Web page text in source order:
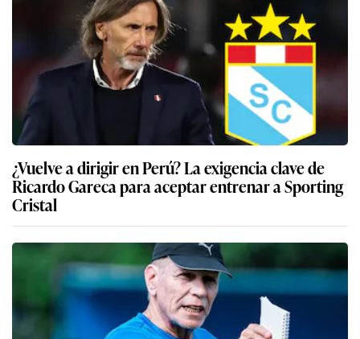
¿Vuelve a dirigir en Perú? La exigencia clave de
Ricardo Gareca para aceptar entrenar a Sporting
Cristal